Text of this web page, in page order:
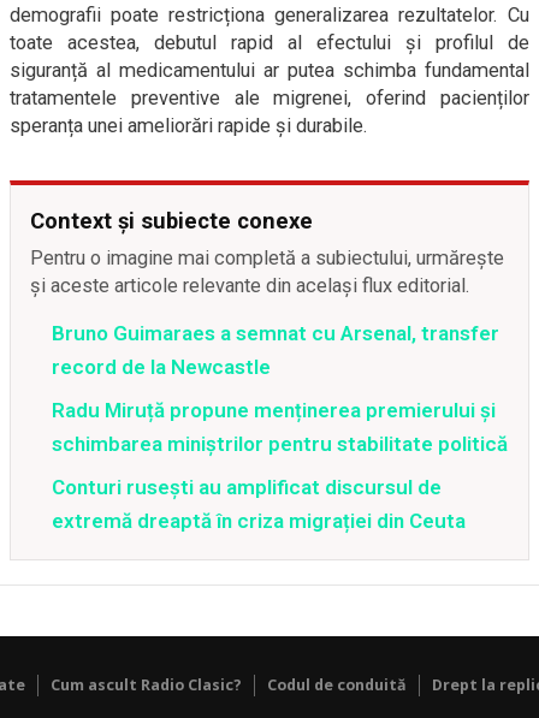
demografii poate restricționa generalizarea rezultatelor. Cu
toate acestea, debutul rapid al efectului și profilul de
siguranță al medicamentului ar putea schimba fundamental
tratamentele preventive ale migrenei, oferind pacienților
speranța unei ameliorări rapide și durabile.
Context și subiecte conexe
Pentru o imagine mai completă a subiectului, urmărește
și aceste articole relevante din același flux editorial.
Bruno Guimaraes a semnat cu Arsenal, transfer
record de la Newcastle
Radu Miruță propune menținerea premierului și
schimbarea miniștrilor pentru stabilitate politică
Conturi rusești au amplificat discursul de
extremă dreaptă în criza migrației din Ceuta
Cum ascult Radio Clasic? Codul de conduită Drept la